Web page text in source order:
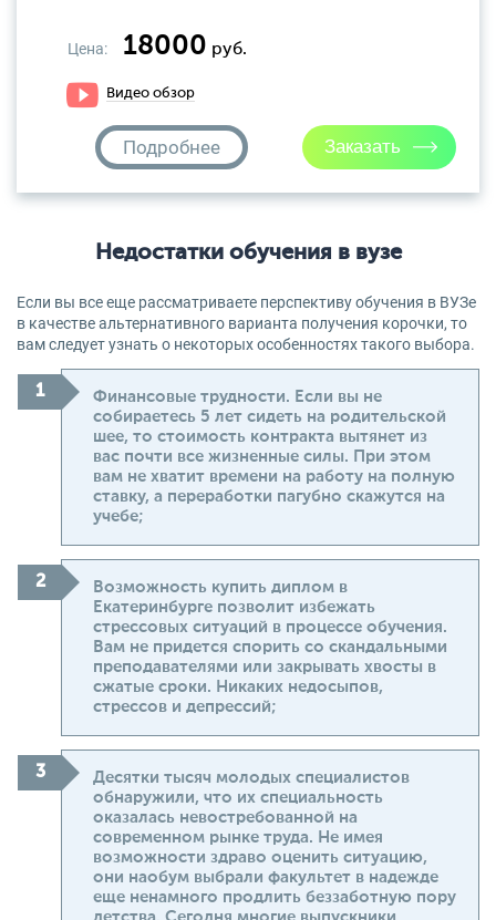
Цена: 18000 руб.
Видео обзор
Подробнее
Недостатки обучения в вузе
Если вы все еще рассматриваете перспективу обучения в ВУЗе
в качестве альтернативного варианта получения корочки, то
вам следует узнать о некоторых особенностях такого выбора.
Финансовые трудности. Если вы не
собираетесь 5 лет сидеть на родительской
шее, то стоимость контракта вытянет из
вас почти все жизненные силы. При этом
вам не хватит времени на работу на полную
ставку, а переработки пагубно скажутся на
учебе;
Возможность купить диплом в
Екатеринбурге позволит избежать
стрессовых ситуаций в процессе обучения.
Вам не придется спорить со скандальными
преподавателями или закрывать хвосты в
сжатые сроки. Никаких недосыпов,
стрессов и депрессий;
Десятки тысяч молодых специалистов
обнаружили, что их специальность
оказалась невостребованной на
современном рынке труда. Не имея
возможности здраво оценить ситуацию,
они наобум выбрали факультет в надежде
еще ненамного продлить беззаботную пору